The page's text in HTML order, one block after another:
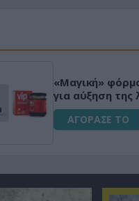
«Μαγική»
για αύξηση της
ΑΓΟΡΑΣΕ ΤΟ